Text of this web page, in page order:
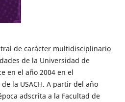
de carácter multidisciplinario
de la Universidad de
en el año 2004 en el
la USACH. A partir del año
adscrita a la Facultad de